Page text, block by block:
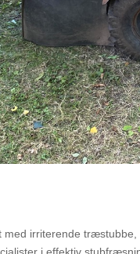
med irriterende
i effektiv